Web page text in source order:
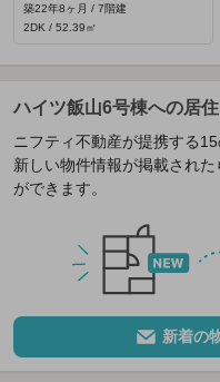
築22年8ヶ月 / 7階建
2DK / 52.39㎡
ハイツ飯山6号棟への居
ニフティ不動産が提携する
新しい物件情報が掲載され
ができます。
新着の